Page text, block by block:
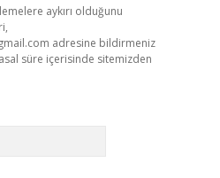
aykırı olduğunu
adresine bildirmeniz
süre içerisinde sitemizden